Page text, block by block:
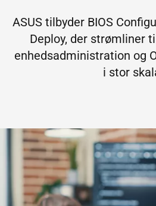
ASUS tilbyder BIOS
Deploy, der strømliner
enhedsadministration og
i stor